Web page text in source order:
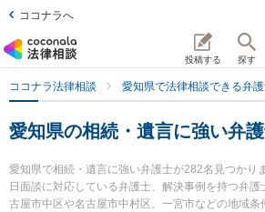
ココナラへ
投稿する 探す
ココナラ法律相談 愛知県で法律相談できる弁
愛知県の相続・遺言に強い弁
愛知県で相続・遺言に強い弁護士が282名見つかり
日面談に対応している弁護士、解決事例を持つ弁
古屋市中区や名古屋市中村区、一宮市などの地域条